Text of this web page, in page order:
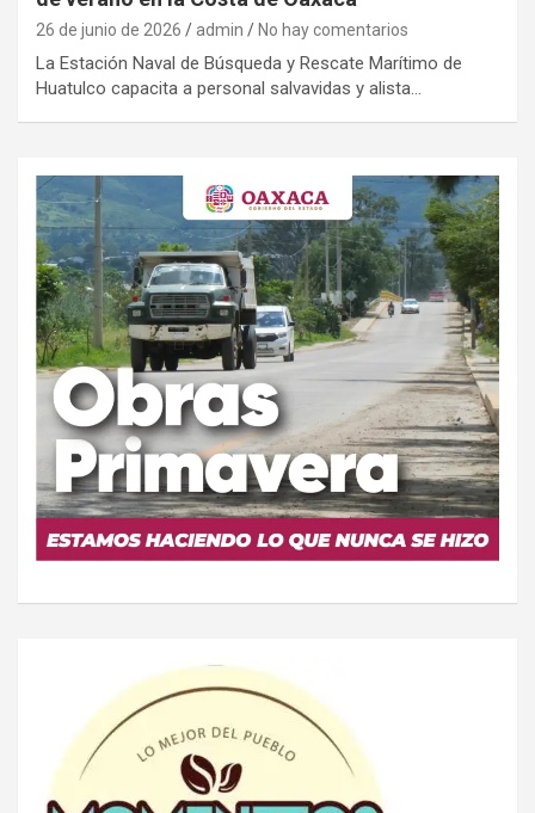
26 de junio de 2026 admin No hay comentarios
La Estación Naval de Búsqueda y Rescate Marítimo de
Huatulco capacita a personal salvavidas y alista…